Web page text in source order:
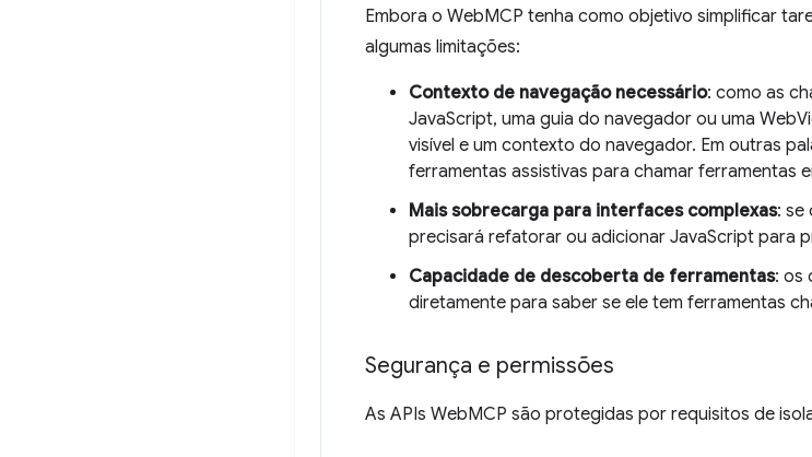
Embora o WebMCP tenha como objetivo simplificar
algumas limitações:
Contexto de navegação necessário: como as
JavaScript, uma guia do navegador ou uma
visível e um contexto do navegador. Em outras
ferramentas assistivas para chamar ferramentas
Mais sobrecarga para interfaces complexas: se
precisará refatorar ou adicionar JavaScript para
Capacidade de descoberta de ferramentas: os
diretamente para saber se ele tem ferramentas
Segurança e permissões
As APIs WebMCP são protegidas por requisitos de